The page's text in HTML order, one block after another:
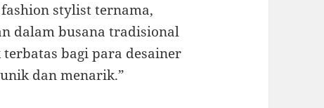
stylist ternama,
dalam busana tradisional
bagi para desainer
dan menarik.”